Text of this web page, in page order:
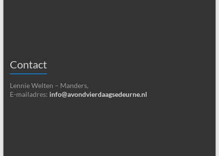
Contact
Lennie Welten – Manders,
E-mailadres: info@avondvierdaagsedeurne.nl